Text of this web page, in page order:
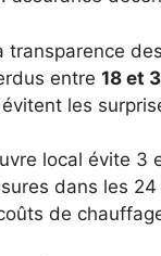
transparence
entre 18 et
les
local évite 3
dans les
de